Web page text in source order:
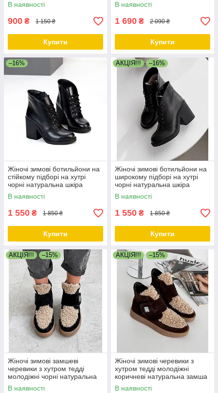
В наявності
900 ₴ 1 150 ₴
Купити
В наявності
1 690 ₴ 2 090 ₴
Купити
–16%
Жіночі зимові ботильйони на
стійкому підборі на хутрі
чорні натуральна шкіра
В наявності
1 550 ₴ 1 850 ₴
Купити
АКЦІЯ!!! –16%
Жіночі зимові ботильйони на
широкому підборі на хутрі
чорні натуральна шкіра
В наявності
1 550 ₴ 1 850 ₴
Купити
АКЦІЯ!!! –15%
Жіночі зимові замшеві
черевики з хутром тедді
молодіжні чорні натуральна
замша
В наявності
АКЦІЯ!!! –15%
Жіночі зимові черевики з
хутром тедді молодіжні
коричневі натуральна замша
В наявності